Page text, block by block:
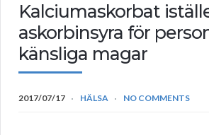
Kalciumaskorbat
askorbinsyra för
känsliga magar
2017/07/17 HÄLSA NO COMMENTS